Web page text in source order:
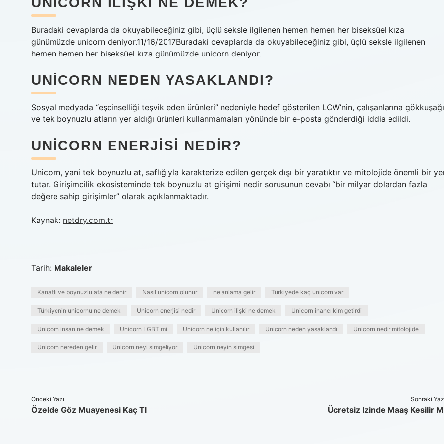
Buradaki cevaplarda da okuyabileceğiniz gibi, üçlü seksle ilgilenen hemen hemen her biseksüel kıza
günümüzde unicorn deniyor.11/16/2017Buradaki cevaplarda da okuyabileceğiniz gibi, üçlü seksle ilgilenen
hemen hemen her biseksüel kıza günümüzde unicorn deniyor.
UNICORN NEDEN YASAKLANDI?
Sosyal medyada “eşcinselliği teşvik eden ürünleri” nedeniyle hedef gösterilen LCW’nin, çalışanlarına gökkuşağı
ve tek boynuzlu atların yer aldığı ürünleri kullanmamaları yönünde bir e-posta gönderdiği iddia edildi.
UNICORN ENERJISI NEDIR?
Unicorn, yani tek boynuzlu at, saflığıyla karakterize edilen gerçek dışı bir yaratıktır ve mitolojide önemli bir
tutar. Girişimcilik ekosisteminde tek boynuzlu at girişimi nedir sorusunun cevabı “bir milyar dolardan fazla
değere sahip girişimler” olarak açıklanmaktadır.
Kaynak: netdry.com.tr
Tarih: Makaleler
Kanatlı ve boynuzlu ata ne denir Nasıl unicorn olunur ne anlama gelir Türkiyede kaç unicorn var
Türkiyenin unicornu ne demek Unicorn enerjisi nedir Unicorn ilişki ne demek Unicorn inancı kim getirdi
Unicorn insan ne demek Unicorn LGBT mi Unicorn ne için kullanılır Unicorn neden yasaklandı Unicorn nedir mitolojide
Unicorn nereden gelir Unicorn neyi simgeliyor Unicorn neyin simgesi
Önceki Yazı
Özelde Göz Muayenesi Kaç Tl
Sonraki
Ücretsiz Izinde Maaş Kesilir